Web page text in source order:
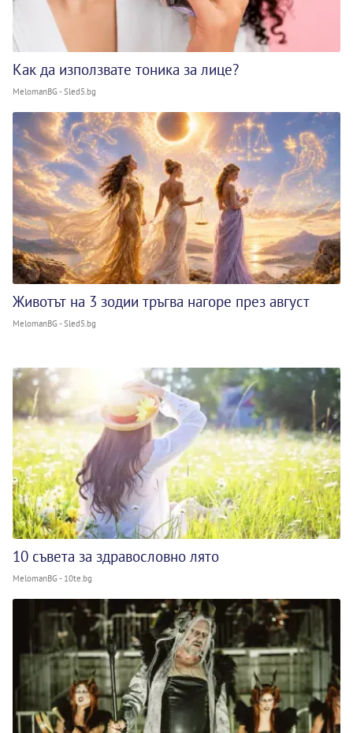
Как да използвате тоника за лице?
MelomanBG - Sled5.bg
Животът на 3 зодии тръгва нагоре през август
MelomanBG - Sled5.bg
10 съвета за здравословно лято
MelomanBG - 10te.bg